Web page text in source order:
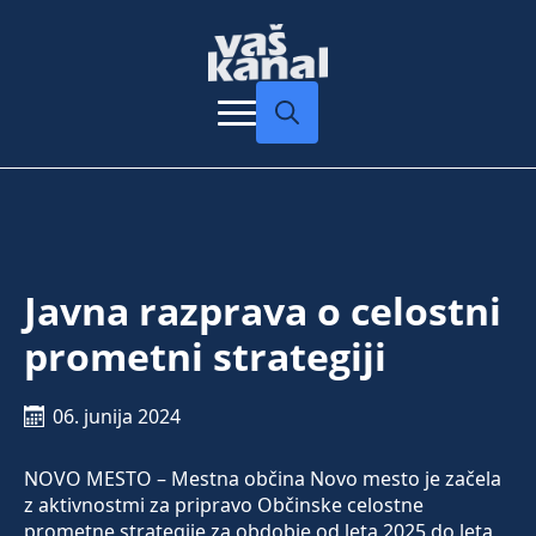
Javna razprava o celostni
prometni strategiji
06. junija 2024
NOVO MESTO – Mestna občina Novo mesto je začela
z aktivnostmi za pripravo Občinske celostne